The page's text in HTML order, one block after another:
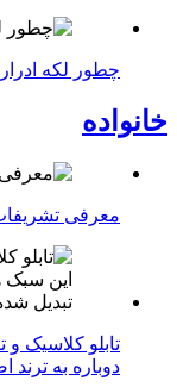
چطور لکه
خانواده
معرفی
تابلو کلاسیک
دوباره به